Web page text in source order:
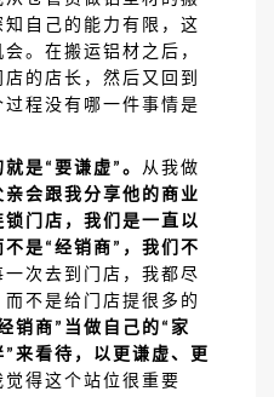
自己的能力有限，这
。在搬运铝材之后，
的店长，然后又回到
过程没有哪一件事情是
就是 “ 要谦虚 ” 。
从我做
亲会跟我分享他的商业
门店，我们是一直以
不是 “ 经销商 ” ，我们不
一次去到门店，我都尽
不是给门店提很多的
销商” 当做自己的 “ 家
” 来看待，以更谦虚、更
觉得这个站位很重要